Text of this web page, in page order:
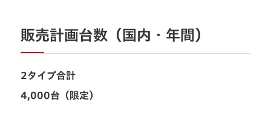
販売計画台数（国内・年間）
2タイプ合計
4,000台（限定）